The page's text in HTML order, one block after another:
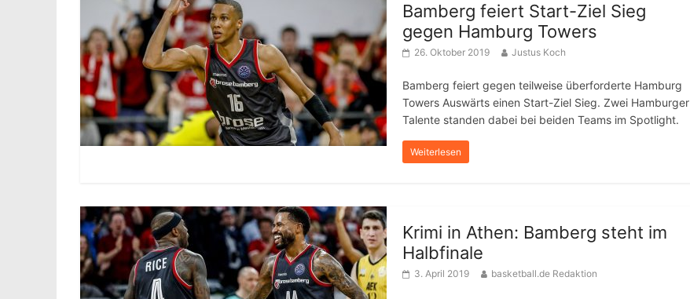
Bamberg feiert Start-Ziel Sieg
gegen Hamburg Towers
26. Oktober 2019 Justus Koch
Bamberg feiert gegen teilweise überforderte Hamburg
Towers Auswärts einen Start-Ziel Sieg. Zwei Hamburger
Talente standen dabei bei beiden Teams im Spotlight.
Weiterlesen
Krimi in Athen: Bamberg steht im
Halbfinale
3. April 2019 basketball.de Redaktion